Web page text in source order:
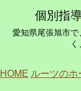
個別指
愛知県尾張旭市
HOME ルーツのホ